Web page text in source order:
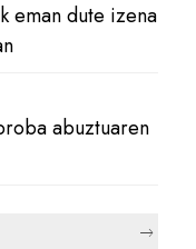
eman dute izena
abuztuaren